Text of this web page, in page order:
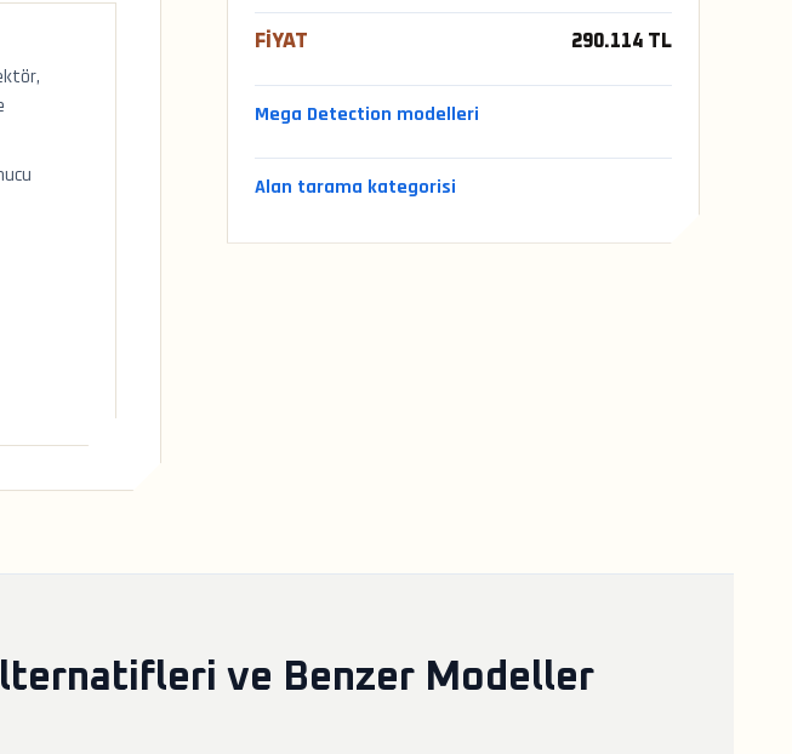
FIYAT 290.114 TL
Mega Detection modelleri
Alan tarama kategorisi
ve Benzer Modeller